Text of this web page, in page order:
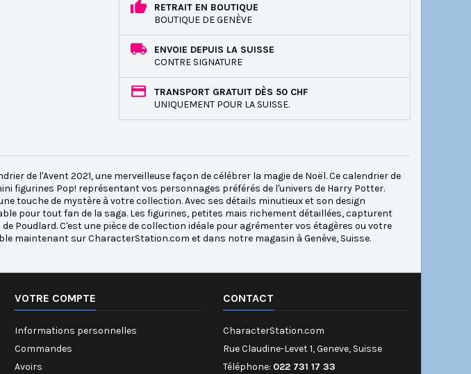
RETRAIT EN BOUTIQUE
BOUTIQUE DE GENÈVE
ENVOIE DEPUIS LA SUISSE
CONTRE SIGNATURE
TRANSPORT GRATUIT DÈS 50 CHF
UNIQUEMENT POUR LA SUISSE.
de l'Avent 2021, une merveilleuse façon de célébrer la magie de Noël. Ce calendrier de
figurines Pop! représentant vos personnages préférés de l'univers de Harry Potter.
touche de mystère à votre collection. Avec ses détails minutieux et son design
pour tout fan de la saga. Les figurines, petites mais richement détaillées, capturent
Poudlard. C'est une pièce de collection idéale pour agrémenter vos étagères ou votre
maintenant sur CharacterStation.com et dans notre magasin à Genève, Suisse.
VOTRE COMPTE
Informations personnelles
Commandes
Avoirs
CONTACT
CharacterStation.com
Rue Claudine-Levet 1, Geneve, Suisse
Téléphone: 022 731 17 33